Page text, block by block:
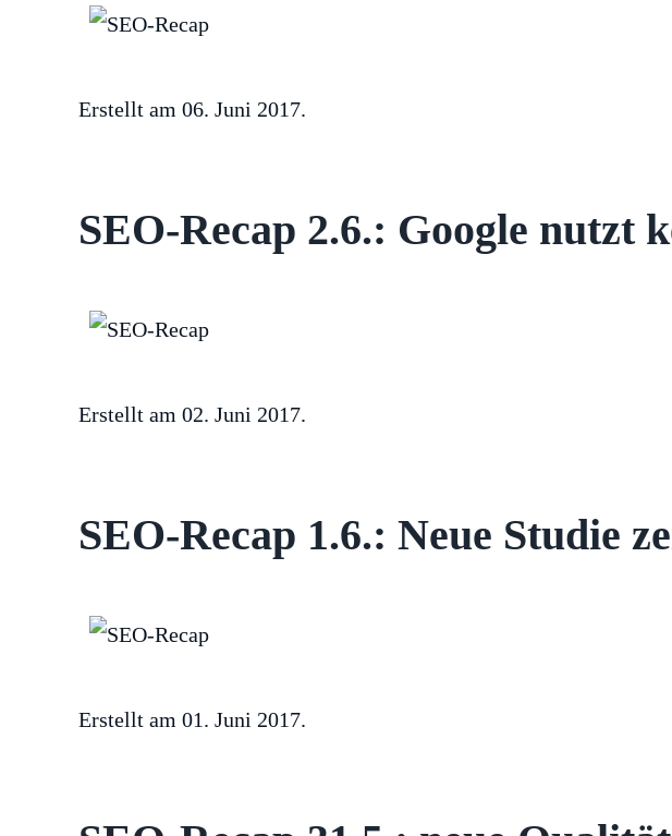
Erstellt am 06. Juni 2017.
SEO-Recap 2.6.: Google nutzt
Erstellt am 02. Juni 2017.
SEO-Recap 1.6.: Neue Studie
Erstellt am 01. Juni 2017.